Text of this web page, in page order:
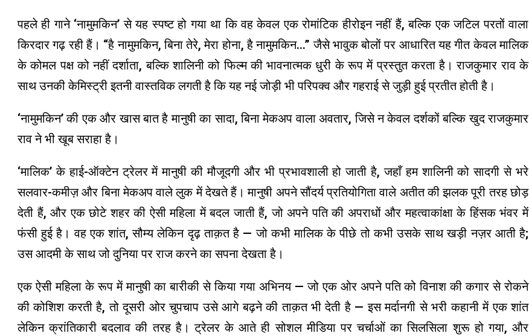
पहले ही गाने ‘नामुमकिन’ से यह स्पष्ट हो गया था कि वह केवल एक रोमांटिक हीरोइन नहीं हैं, बल्कि एक जटिल परतों वाला
किरदार गढ़ रही हैं। “है नामुमकिन, बिना तेरे, मेरा होना, है नामुमकिन…” जैसे भावुक बोलों पर आधारित यह गीत केवल मालिक
के कोमल पक्ष को नहीं दर्शाता, बल्कि शालिनी को फिल्म की भावनात्मक धुरी के रूप में प्रस्तुत करता है। राजकुमार राव के
साथ उनकी केमिस्ट्री इतनी वास्तविक लगती है कि यह नई जोड़ी भी परिपक्व और गहराई से जुड़ी हुई प्रतीत होती है।
‘नामुमकिन’ की एक और खास बात है मानुषी का सादा, बिना मेकअप वाला अवतार, जिसे न केवल दर्शकों बल्कि खुद राजकुमार
राव ने भी खूब सराहा है।
‘मालिक’ के हाई-ऑक्टेन ट्रेलर में मानुषी की मौजूदगी और भी प्रभावशाली हो जाती है, जहाँ हम शालिनी को सादगी से भरे
सलवार-कमीज़ और बिना मेकअप वाले लुक में देखते हैं। मानुषी अपने सौंदर्य प्रतियोगिता वाले अतीत की झलक पूरी तरह छोड़
देती हैं, और एक छोटे शहर की ऐसी महिला में बदल जाती हैं, जो अपने पति की अपराधों और महत्वाकांक्षा के हिंसक भंवर में
फंसी हुई है। वह एक शांत, सौम्य लेकिन दृढ़ ताक़त है — जो कभी मालिक के पीछे तो कभी उसके साथ खड़ी नज़र आती है;
उस आदमी के साथ जो दुनिया पर राज करने का सपना देखता है।
एक ऐसी महिला के रूप में मानुषी का बारीकी से किया गया अभिनय — जो एक ओर अपने पति को विनाश की कगार से रोकने
की कोशिश करती है, तो दूसरी ओर चुपचाप उसे आगे बढ़ने की ताक़त भी देती है — इस मर्दानगी से भरी कहानी में एक शांत
लेकिन क्रांतिकारी बदलाव की तरह है। ट्रेलर के आते ही सोशल मीडिया पर चर्चाओं का सिलसिला शुरू हो गया, और